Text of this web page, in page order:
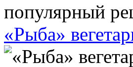
популярный
«Рыба»